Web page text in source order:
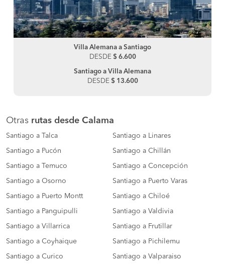
Villa Alemana a Santiago
DESDE $ 6.600
Santiago a Villa Alemana
DESDE $ 13.600
Otras rutas desde Calama
Santiago a Talca Santiago a Linares
Santiago a Pucón Santiago a Chillán
Santiago a Temuco Santiago a Concepción
Santiago a Osorno Santiago a Puerto Varas
Santiago a Puerto Montt Santiago a Chiloé
Santiago a Panguipulli Santiago a Valdivia
Santiago a Villarrica Santiago a Frutillar
Santiago a Coyhaique Santiago a Pichilemu
Santiago a Curico Santiago a Valparaiso